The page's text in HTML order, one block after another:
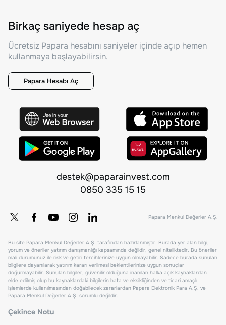
Birkaç saniyede hesap aç
Ücretsiz Papara hesabını saniyeler içinde açıp hemen
kullanmaya başlayabilirsin.
Papara Hesabı Aç
destek@paparainvest.com
0850 335 15 15
Papara Menkul Değerler A.Ş.
Bu site Papara Menkul Değerler A.Ş. tarafından hazırlanmıştır. Burada yer alan bilgi,
yorum ve öneriler yatırım danışmanlığı kapsamında değildir, genel niteliktedir. Bu öneriler
mali durumunuz ile risk ve getiri tercihlerinize uygun olmayabilir. Sadece burada sunulan
bilgilere dayanılarak yatırım kararı verilmesi beklentilerinize uygun sonuçlar
doğurmayabilir. Sunulan bilgiler, güvenilir olduğuna inanılan halka açık kaynaklardan
elde edilmiş olup bu kaynaklardaki bilgilerin hata ve eksikliğinden ve ticari amaçlı
işlemlerde kullanılmasından doğabilecek zararlardan Papara Elektronik Para A.Ş. ve
Papara Menkul Değerler A.Ş. sorumlu değildir.
Çekince Notu